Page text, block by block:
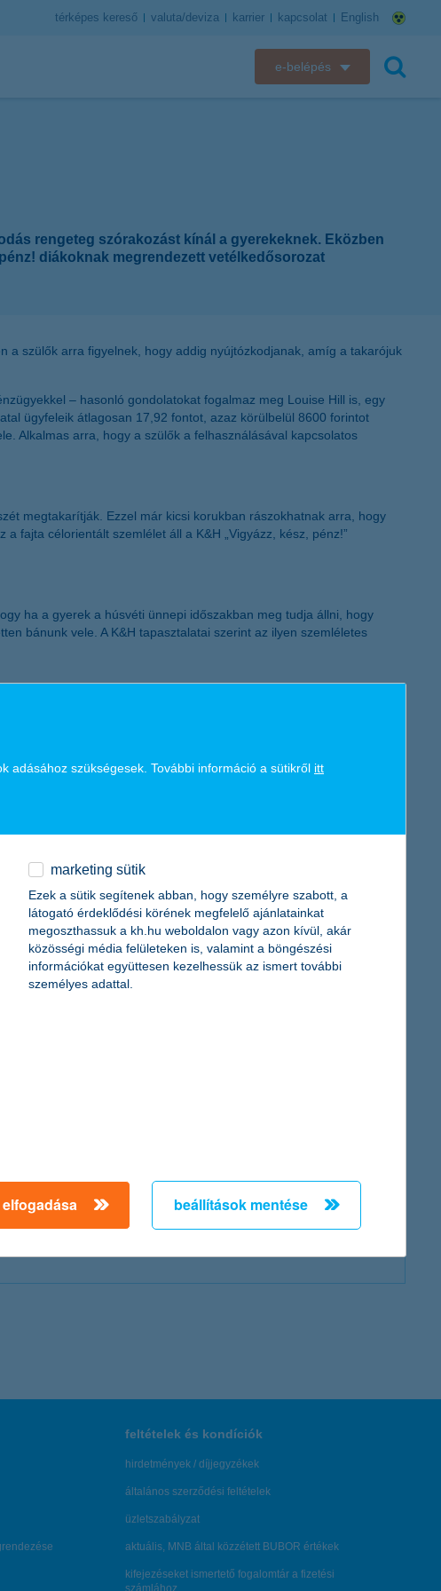
térképes kereső valuta/deviza karrier kapcsolat English
e-belépés
K&H web Electra
K&H token megújítás
rengeteg szórakozást kínál a gyerekeknek. Eközben
diákoknak megrendezett vetélkedősorozat
a szülők arra figyelnek, hogy addig nyújtózkodjanak, amíg a takarójuk
– hasonló gondolatokat fogalmaz meg Louise Hill is, egy
ügyfeleik átlagosan 17,92 fontot, azaz körülbelül 8600 forintot
Alkalmas arra, hogy a szülők a felhasználásával kapcsolatos
megtakarítják. Ezzel már kicsi korukban rászokhatnak arra, hogy
fajta célorientált szemlélet áll a K&H „Vigyázz, kész, pénz!”
ha a gyerek a húsvéti ünnepi időszakban meg tudja állni, hogy
bánunk vele. A K&H tapasztalatai szerint az ilyen szemléletes
kiderült, hogy a legnépszerűbb ilyen típusú elfoglaltság a
hozhat megelégedést a kényelmetlen kéregetés helyett.
helyzeteket keresni.
azzal, hogy ha például valamilyen utazás mellett
körülnézhetnek a húsvéti események kínálatában, megint csak
de pénzügyi szemléletformálás is.
feltételek és kondíciók
hirdetmények / díjjegyzékek
általános szerződési feltételek
üzletszabályzat
aktuális, MNB által közzétett BUBOR értékek
kifejezéseket ismertető fogalomtár a fizetési
számlához
adásához szükségesek. További információ a sütikről itt
marketing sütik
Ezek a sütik segítenek abban, hogy személyre szabott, a
látogató érdeklődési körének megfelelő ajánlatainkat
megoszthassuk a kh.hu weboldalon vagy azon kívül, akár
közösségi média felületeken is, valamint a böngészési
információkat együttesen kezelhessük az ismert további
személyes adattal.
beállítások mentése